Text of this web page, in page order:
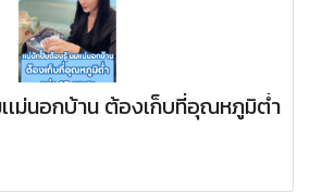
เม่นอกบ้าน ต้องเก็บที่อุณหภูมิต่ำ